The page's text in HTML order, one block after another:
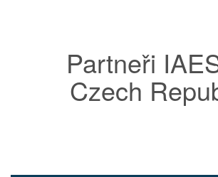
Partneři
Czech